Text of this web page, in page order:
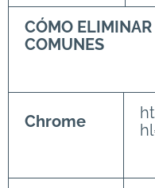
CÓMO ELIMINAR
COMUNES
Chrome